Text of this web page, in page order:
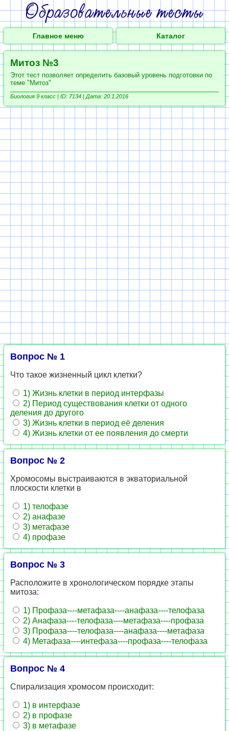
Главное меню Каталог
Митоз №3
Этот тест позволяет определить базовый уровень подготовки по
теме "Митоз"
Биология 9 класс | ID: 7134 | Дата: 20.1.2016
Вопрос № 1
Что такое жизненный цикл клетки?
1) Жизнь клетки в период интерфазы
2) Период существования клетки от одного
деления до другого
3) Жизнь клетки в период её деления
4) Жизнь клетки от ее появления до смерти
Вопрос № 2
Хромосомы выстраиваются в экваториальной
плоскости клетки в
1) телофазе
2) анафазе
3) метафазе
4) профазе
Вопрос № 3
Расположите в хронологическом порядке этапы
митоза:
1) Профаза----метафаза----анафаза----телофаза
2) Анафаза----телофаза----метафаза----профаза
3) Профаза----телофаза----анафаза----метафаза
4) Метафаза----интефаза----профаза----телофаза
Вопрос № 4
Спирализация хромосом происходит:
1) в интерфазе
2) в профазе
3) в метафазе